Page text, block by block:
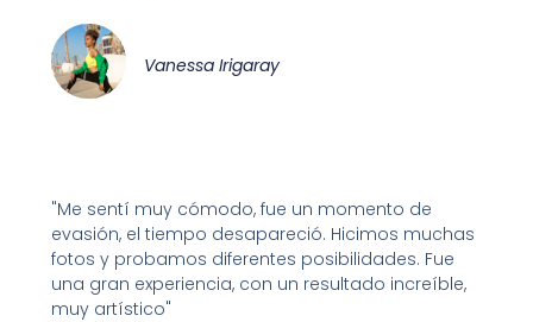
Vanessa Irigaray
"Me sentí muy cómodo, fue un momento de
evasión, el tiempo desapareció. Hicimos muchas
fotos y probamos diferentes posibilidades. Fue
una gran experiencia, con un resultado increíble,
muy artístico"